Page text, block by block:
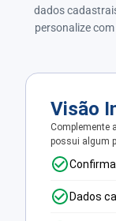
dados
personalize
Visão
Complemente
possui algum
Dados